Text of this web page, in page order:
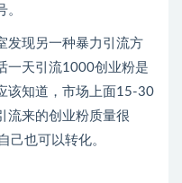
发现另一种暴力引流方
一天引流1000创业粉是
该知道，市场上面15-30
流来的创业粉质量很
己也可以转化。